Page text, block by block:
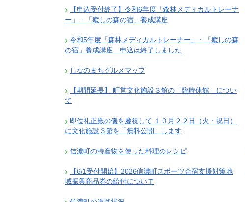
【申込受付終了】令和6年度「森林メディカルトレーナ
ー」・「癒しの森の宿」養成講座
令和5年度「森林メディカルトレーナー」・「癒しの森
の宿」養成講座 申込は終了しました
しなのまちグルメマップ
【期間延長】 町営文化施設３館の「臨時休館」につい
て
即位礼正殿の儀を慶祝して １０月２２日（火・祝日）
に文化施設３館を「無料公開」します
信濃町の特産物を使った料理のレシピ
【6/1受付開始】2026信濃町スポーツ合宿支援対策地
域振興商品券の給付について